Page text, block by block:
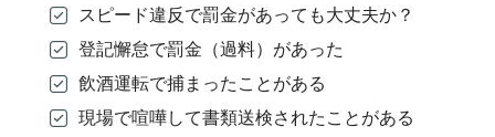
スピード違反で罰金があっても大丈夫か？
登記懈怠で罰金（過料）があった
飲酒運転で捕まったことがある
現場で喧嘩して書類送検されたことがある